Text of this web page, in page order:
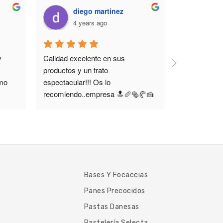
diego martinez
4 years ago
Calidad excelente en sus
productos y un trato
espectacular!!! Os lo
recomiendo..empresa 🔝🥖🥯🥐🍰
Bases Y Focaccias
Panes Precocidos
Pastas Danesas